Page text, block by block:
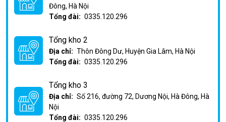
Đông, Hà Nội
Tổng đài: 0335.120.296
Tổng kho 2
Địa chỉ: Thôn Đông Dư, Huyện Gia Lâm, Hà Nội
Tổng đài: 0335.120.296
Tổng kho 3
Địa chỉ: Số 216, đường 72, Dương Nội, Hà Đông, Hà
Nội
Tổng đài: 0335.120.296